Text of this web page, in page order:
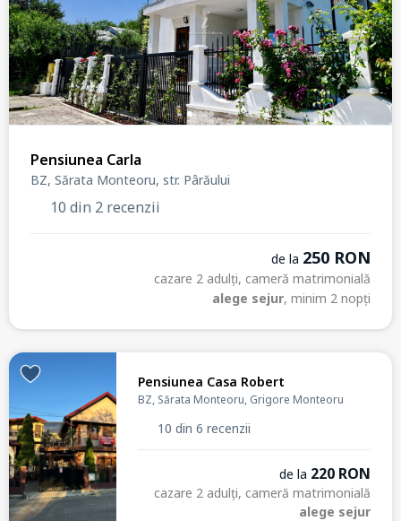
Pensiunea Carla
BZ, Sărata Monteoru, str. Pârăului
10 din 2 recenzii
de la 250 RON
cazare 2 adulți, cameră matrimonială
alege sejur, minim 2 nopți
Pensiunea Casa Robert
BZ, Sărata Monteoru, Grigore Monteoru
10 din 6 recenzii
de la 220 RON
cazare 2 adulți, cameră matrimonială
alege sejur